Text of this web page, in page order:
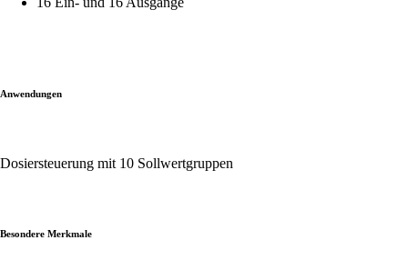
Anwendungen
Dosiersteuerung mit 10 Sollwertgruppen
Besondere Merkmale